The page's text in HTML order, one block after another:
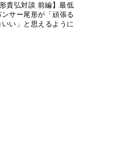
貴弘対談 前編】最低
サー尾形が「頑張る
い」と思えるように